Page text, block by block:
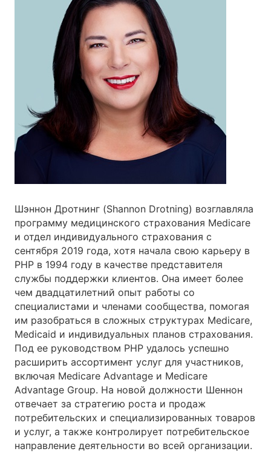
Шэннон Дротнинг (Shannon Drotning) возглавляла
программу медицинского страхования Medicare
и отдел индивидуального страхования с
сентября 2019 года, хотя начала свою карьеру в
PHP в 1994 году в качестве представителя
службы поддержки клиентов. Она имеет более
чем двадцатилетний опыт работы со
специалистами и членами сообщества, помогая
им разобраться в сложных структурах Medicare,
Medicaid и индивидуальных планов страхования.
Под ее руководством PHP удалось успешно
расширить ассортимент услуг для участников,
включая Medicare Advantage и Medicare
Advantage Group. На новой должности Шеннон
отвечает за стратегию роста и продаж
потребительских и специализированных товаров
и услуг, а также контролирует потребительское
направление деятельности во всей организации.